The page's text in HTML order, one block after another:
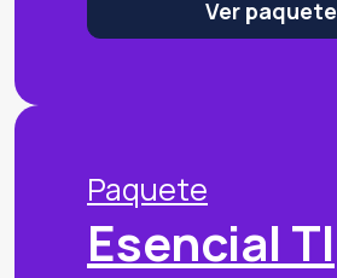
Ver paquete
Paquete
Esencial TI